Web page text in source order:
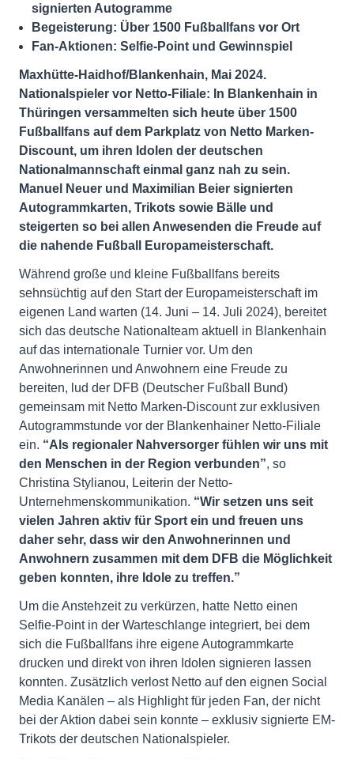
signierten Autogramme
Begeisterung: Über 1500 Fußballfans vor Ort
Fan-Aktionen: Selfie-Point und Gewinnspiel
Maxhütte-Haidhof/Blankenhain, Mai 2024.
Nationalspieler vor Netto-Filiale: In Blankenhain in
Thüringen versammelten sich heute über 1500
Fußballfans auf dem Parkplatz von Netto Marken-
Discount, um ihren Idolen der deutschen
Nationalmannschaft einmal ganz nah zu sein.
Manuel Neuer und Maximilian Beier signierten
Autogrammkarten, Trikots sowie Bälle und
steigerten so bei allen Anwesenden die Freude auf
die nahende Fußball Europameisterschaft.
Während große und kleine Fußballfans bereits
sehnsüchtig auf den Start der Europameisterschaft im
eigenen Land warten (14. Juni – 14. Juli 2024), bereitet
sich das deutsche Nationalteam aktuell in Blankenhain
auf das internationale Turnier vor. Um den
Anwohnerinnen und Anwohnern eine Freude zu
bereiten, lud der DFB (Deutscher Fußball Bund)
gemeinsam mit Netto Marken-Discount zur exklusiven
Autogrammstunde vor der Blankenhainer Netto-Filiale
ein. “Als regionaler Nahversorger fühlen wir uns mit
den Menschen in der Region verbunden”, so
Christina Stylianou, Leiterin der Netto-
Unternehmenskommunikation. “Wir setzen uns seit
vielen Jahren aktiv für Sport ein und freuen uns
daher sehr, dass wir den Anwohnerinnen und
Anwohnern zusammen mit dem DFB die Möglichkeit
geben konnten, ihre Idole zu treffen.”
Um die Anstehzeit zu verkürzen, hatte Netto einen
Selfie-Point in der Warteschlange integriert, bei dem
sich die Fußballfans ihre eigene Autogrammkarte
drucken und direkt von ihren Idolen signieren lassen
konnten. Zusätzlich verlost Netto auf den eignen Social
Media Kanälen – als Highlight für jeden Fan, der nicht
bei der Aktion dabei sein konnte – exklusiv signierte EM-
Trikots der deutschen Nationalspieler.